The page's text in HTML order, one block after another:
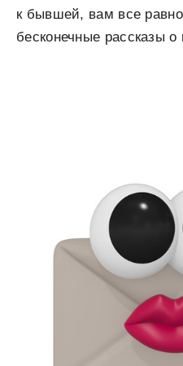
к бывшей, вам все
бесконечные рассказы